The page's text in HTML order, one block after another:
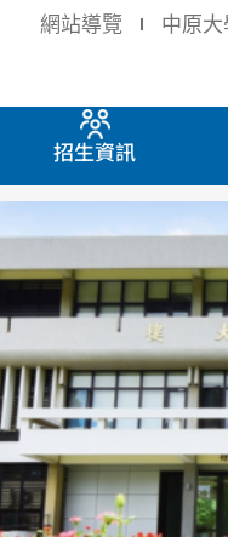
網站導覽 中原大
招生資訊